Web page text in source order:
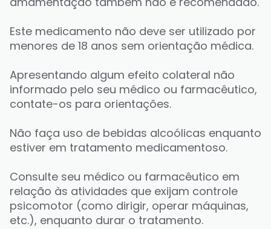
Este medicamento não deve ser utilizado por
menores de 18 anos sem orientação médica.
Apresentando algum efeito colateral não
informado pelo seu médico ou farmacêutico,
contate-os para orientações.
Não faça uso de bebidas alcoólicas enquanto
estiver em tratamento medicamentoso.
Consulte seu médico ou farmacêutico em
relação às atividades que exijam controle
psicomotor (como dirigir, operar máquinas,
etc.), enquanto durar o tratamento.